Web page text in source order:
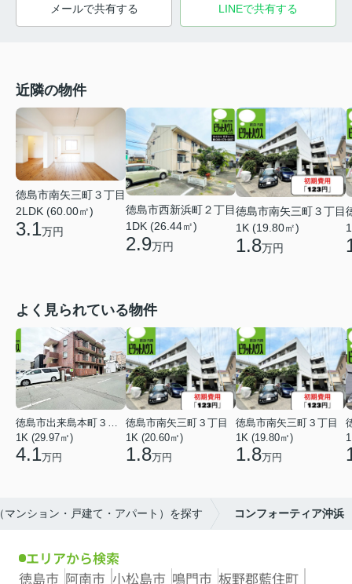
メールで共有する LINEで共有する
近隣の物件
徳島市南矢三町３丁目
2LDK (60.00㎡)
3.1万円
徳島市西新浜町２丁目
1DK (26.44㎡)
2.9万円
徳島市南矢三町３丁目
1K (19.80㎡)
1.8万円
よく見られている物件
1K (29.97㎡)
4.1万円
徳島市南矢三町３丁目
1K (20.60㎡)
1.8万円
徳島市南矢三町３丁目
1K (19.80㎡)
1.8万円
ンション・戸建て・アパート）を探す コンフォーティア沖浜
エリアから検索
徳島市 阿南市 小松島市 鳴門市 板野郡藍住町